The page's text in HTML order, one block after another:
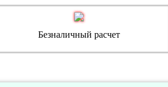
Безналичный расчет